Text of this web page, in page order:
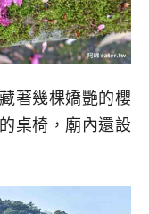
著幾棵嬌艷的櫻
桌椅，廟內還設